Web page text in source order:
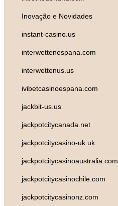
Inovação e Novidades
instant-casino.us
interwettenespana.com
interwettenus.us
ivibetcasinoespana.com
jackbit-us.us
jackpotcitycanada.net
jackpotcitycasino-uk.uk
jackpotcitycasinoaustralia.com
jackpotcitycasinochile.com
jackpotcitycasinonz.com